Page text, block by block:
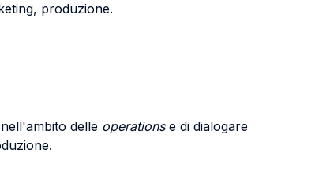
produzione.
delle operationse di dialogare